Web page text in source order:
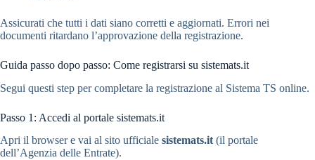
Assicurati che tutti i dati siano corretti e aggiornati. Errori nei
documenti ritardano l’approvazione della registrazione.
Guida passo dopo passo: Come registrarsi su sistemats.it
Segui questi step per completare la registrazione al Sistema TS online.
Passo 1: Accedi al portale sistemats.it
Apri il browser e vai al sito ufficiale sistemats.it(il portale
dell’Agenzia delle Entrate).